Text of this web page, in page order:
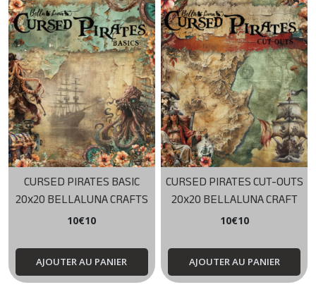
CURSED PIRATES BASIC
20x20 BELLALUNA CRAFTS
10€10
AJOUTER AU PANIER
CURSED PIRATES CUT-OUTS
20x20 BELLALUNA CRAFT
10€10
AJOUTER AU PANIER